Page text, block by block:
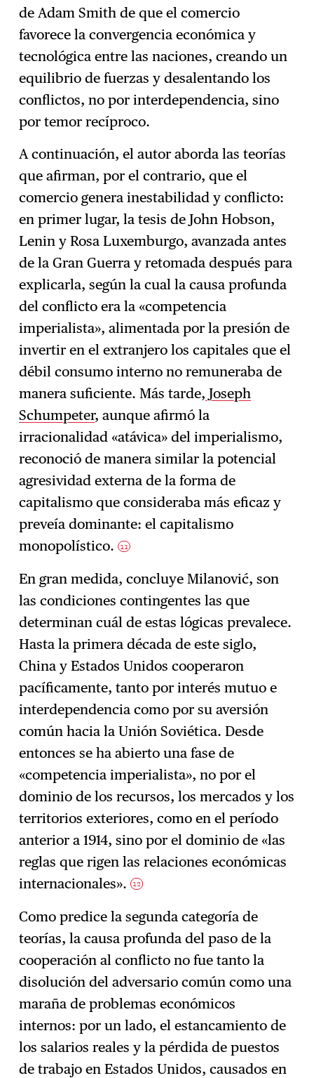
de Adam Smith de que el comercio
favorece la convergencia económica y
tecnológica entre las naciones, creando un
equilibrio de fuerzas y desalentando los
conflictos, no por interdependencia, sino
por temor recíproco.
A continuación, el autor aborda las teorías
que afirman, por el contrario, que el
comercio genera inestabilidad y conflicto:
en primer lugar, la tesis de John Hobson,
Lenin y Rosa Luxemburgo, avanzada antes
de la Gran Guerra y retomada después para
explicarla, según la cual la causa profunda
del conflicto era la «competencia
imperialista», alimentada por la presión de
invertir en el extranjero los capitales que el
débil consumo interno no remuneraba de
manera suficiente. Más tarde, Joseph
Schumpeter, aunque afirmó la
irracionalidad «atávica» del imperialismo,
reconoció de manera similar la potencial
agresividad externa de la forma de
capitalismo que consideraba más eficaz y
preveía dominante: el capitalismo
monopolístico.11
En gran medida, concluye Milanović, son
las condiciones contingentes las que
determinan cuál de estas lógicas prevalece.
Hasta la primera década de este siglo,
China y Estados Unidos cooperaron
pacíficamente, tanto por interés mutuo e
interdependencia como por su aversión
común hacia la Unión Soviética. Desde
entonces se ha abierto una fase de
«competencia imperialista», no por el
dominio de los recursos, los mercados y los
territorios exteriores, como en el período
anterior a 1914, sino por el dominio de «las
reglas que rigen las relaciones económicas
internacionales».12
Como predice la segunda categoría de
teorías, la causa profunda del paso de la
cooperación al conflicto no fue tanto la
disolución del adversario común como una
maraña de problemas económicos
internos: por un lado, el estancamiento de
los salarios reales y la pérdida de puestos
de trabajo en Estados Unidos, causados en